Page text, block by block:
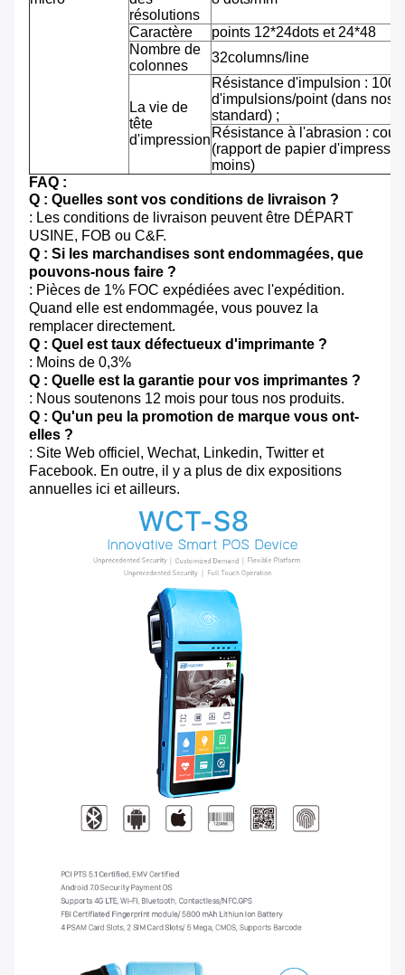
résolutions
Caractère
points 12*24dots et 24*48
Nombre de
colonnes
32columns/line
La vie de
tête
d'impression
Résistance d'impulsion : 100
d'impulsions/point (dans nos
standard) ;
Résistance à l'abrasion :
(rapport de papier
moins)
FAQ :
Q : Quelles sont vos conditions de livraison ?
: Les conditions de livraison peuvent être DÉPART
USINE, FOB ou C&F.
Q : Si les marchandises sont endommagées, que
pouvons-nous faire ?
: Pièces de 1% FOC expédiées avec l'expédition.
Quand elle est endommagée, vous pouvez la
remplacer directement.
Q : Quel est taux défectueux d'imprimante ?
: Moins de 0,3%
Q : Quelle est la garantie pour vos imprimantes ?
: Nous soutenons 12 mois pour tous nos produits.
Q : Qu'un peu la promotion de marque vous ont-
elles ?
: Site Web officiel, Wechat, Linkedin, Twitter et
Facebook. En outre, il y a plus de dix expositions
annuelles ici et ailleurs.